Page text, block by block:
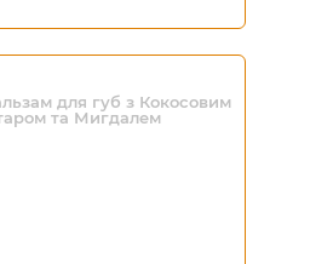
для губ з Кокосовим
та Мигдалем